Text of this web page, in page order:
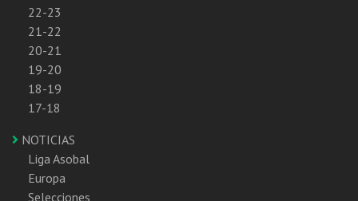
22-23
21-22
20-21
19-20
18-19
17-18
NOTICIAS
Liga Asobal
Europa
Selecciones